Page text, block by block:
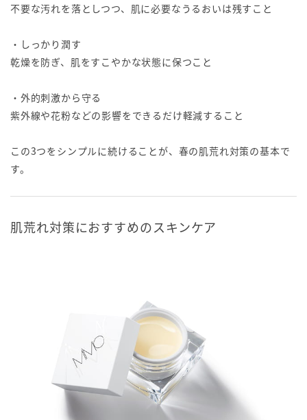
不要な汚れを落としつつ、肌に必要なうるおいは残すこと
・しっかり潤す
乾燥を防ぎ、肌をすこやかな状態に保つこと
・外的刺激から守る
紫外線や花粉などの影響をできるだけ軽減すること
この3つをシンプルに続けることが、春の肌荒れ対策の基本で
す。
肌荒れ対策におすすめのスキンケア